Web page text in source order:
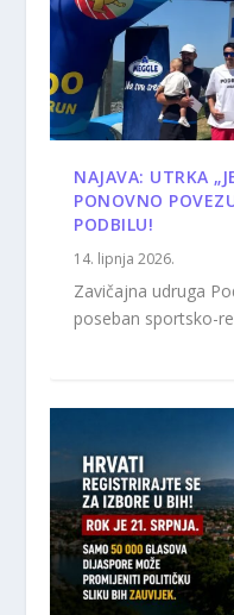
NAJAVA: UTRKA
PONOVNO
PODBILU!
14. lipnja 2026.
Zavičajna udruga
poseban sportsko-